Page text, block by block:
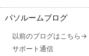
パソルームブログ
以前のブログはこちら→
サポート通信